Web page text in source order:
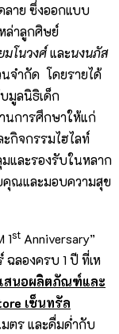
ลาย ซึ่งออกแบบ
ล่าลูกศิษย์
มโนวงศ์และนงนภัส
จำกัด โดยรายได้
มูลนิธิเด็ก
นการศึกษาให้แก่
กิจกรรมไฮไลท์
และรองรับในหลาก
คุณและมอบความสุข
1st Anniversary”
ลองครบ 1 ปี ที่เห
สนอผลิตภัณฑ์และ
เซ็นทรัล
ตร และดื่มด่ำกับ